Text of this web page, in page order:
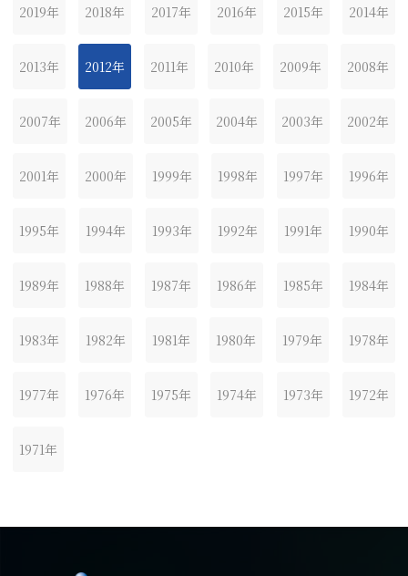
2019年 2018年 2017年 2016年 2015年 2014年
2013年 2012年 2011年 2010年 2009年 2008年
2007年 2006年 2005年 2004年 2003年 2002年
2001年 2000年 1999年 1998年 1997年 1996年
1995年 1994年 1993年 1992年 1991年 1990年
1989年 1988年 1987年 1986年 1985年 1984年
1983年 1982年 1981年 1980年 1979年 1978年
1977年 1976年 1975年 1974年 1973年 1972年
1971年